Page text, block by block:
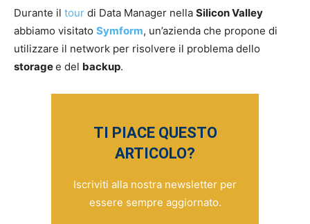
Durante il tour di Data Manager nella Silicon Valley
abbiamo visitato Symform, un’azienda che propone di
utilizzare il network per risolvere il problema dello
storagee del backup.
TI PIACE QUESTO
ARTICOLO?
Iscriviti alla nostra newsletter per
essere sempre aggiornato.